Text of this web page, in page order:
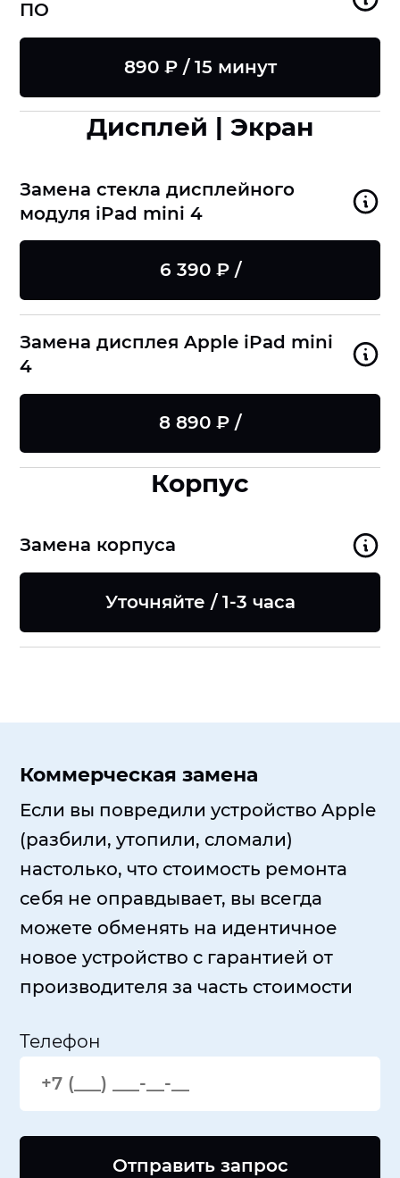
ПО
890 ₽ / 15 минут
Дисплей | Экран
Замена стекла дисплейного
модуля iPad mini 4
6 390 ₽ /
Замена дисплея Apple iPad mini
4
8 890 ₽ /
Корпус
Замена корпуса
Уточняйте / 1-3 часа
Коммерческая замена
Если вы повредили устройство Apple
(разбили, утопили, сломали)
настолько, что стоимость ремонта
себя не оправдывает, вы всегда
можете обменять на идентичное
новое устройство с гарантией от
производителя за часть стоимости
Телефон
Отправить запрос